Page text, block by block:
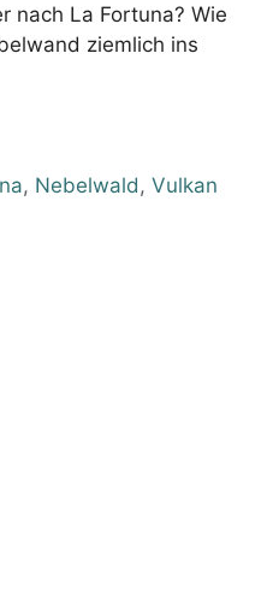
nach La Fortuna? Wie
ziemlich ins
, Nebelwald ,Vulkan